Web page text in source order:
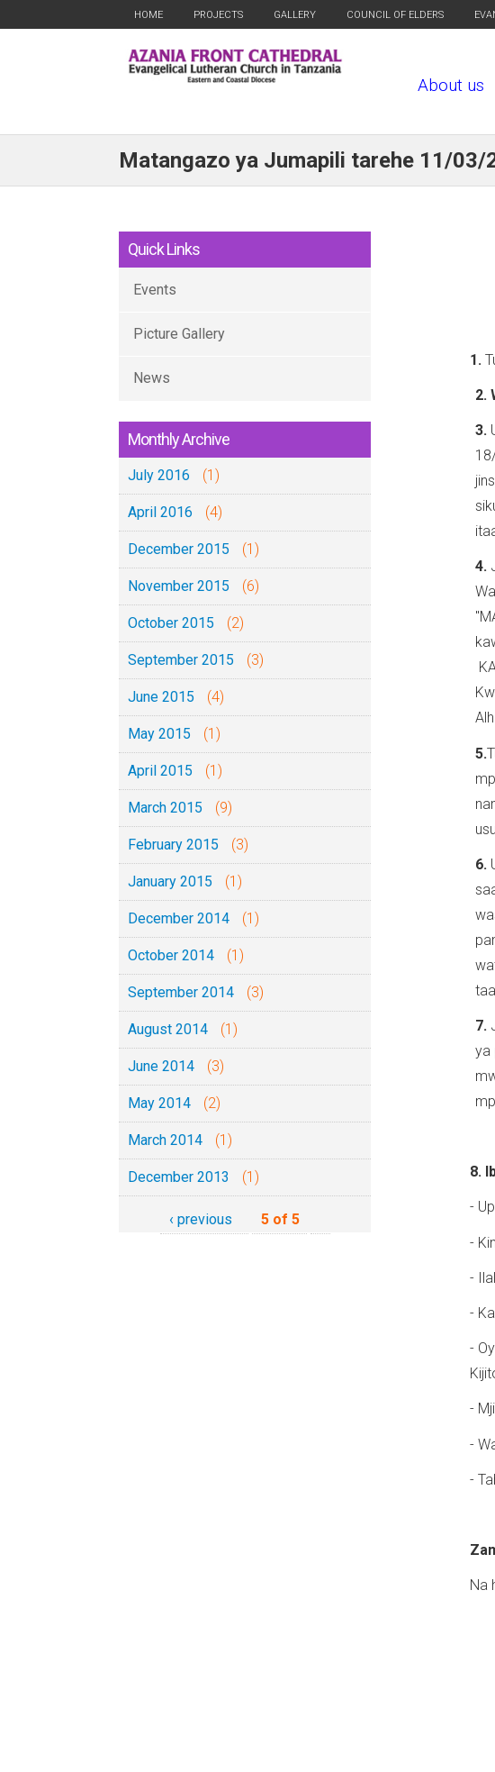
HOME PROJECTS GALLERY COUNCIL OF ELDERS
About us
Matangazo ya Jumapili tarehe 11/03/
Quick Links
Events
Picture Gallery
News
Monthly Archive
July 2016 (1)
April 2016 (4)
December 2015 (1)
November 2015 (6)
October 2015 (2)
September 2015 (3)
June 2015 (4)
May 2015 (1)
April 2015 (1)
March 2015 (9)
February 2015 (3)
January 2015 (1)
December 2014 (1)
October 2014 (1)
September 2014 (3)
August 2014 (1)
June 2014 (3)
May 2014 (2)
March 2014 (1)
December 2013 (1)
‹ previous 5 of 5
1.
2.
3.
4.
5.
6.
7.
ya
8.
-
-
-
-
-
-
-
-
Na